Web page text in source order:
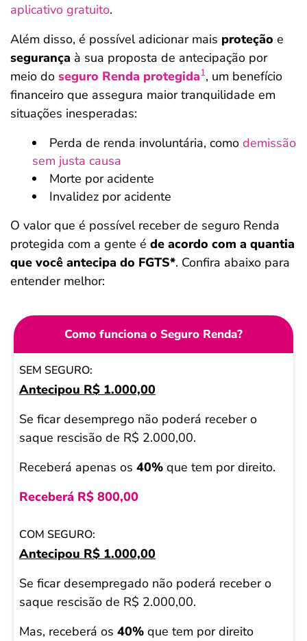
aplicativo gratuito.
Além disso, é possível adicionar mais proteção e
segurança à sua proposta de antecipação por
meio do seguro Renda protegida1, um benefício
financeiro que assegura maior tranquilidade em
situações inesperadas:
Perda de renda involuntária, como demissão
sem justa causa
Morte por acidente
Invalidez por acidente
O valor que é possível receber de seguro Renda
protegida com a gente é de acordo com a quantia
que você antecipa do FGTS*. Confira abaixo para
entender melhor:
Como funciona o Seguro Renda?
SEM
SEGURO
COM
Antecipou R$ 1.000,00
Se ficar desemprego não poderá receber o
saque rescisão de R$ 2.000,00.
Receberá apenas os 40% que tem por direito.
Receberá R$ 800,00
Antecipou R$ 1.000,00
Se ficar desempregado não poderá receber o
saque rescisão de R$ 2.000,00.
Mas, receberá os 40% que tem por direito